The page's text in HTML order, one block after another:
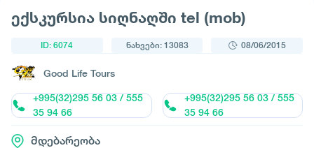
ექსკურსია სიღნაღში tel (mob)
ID: 6074 ნახვები: 13083 08/06/2015
Good Life Tours
+995(32)295 56 03 / 555
35 94 66
+995(32)295 56 03 / 555
35 94 66
მდებარეობა